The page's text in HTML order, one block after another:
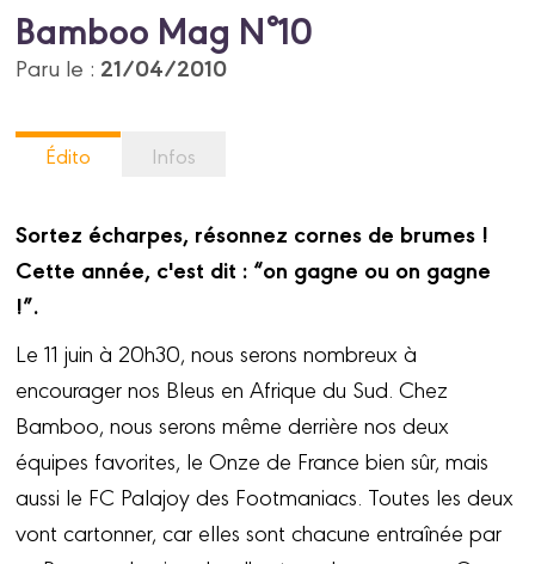
Bamboo Mag N°10
Paru le : 21/04/2010
Édito Infos
Sortez écharpes, résonnez cornes de brumes !
Cette année, c'est dit : “on gagne ou on gagne
!”.
Le 11 juin à 20h30, nous serons nombreux à
encourager nos Bleus en Afrique du Sud. Chez
Bamboo, nous serons même derrière nos deux
équipes favorites, le Onze de France bien sûr, mais
aussi le FC Palajoy des Footmaniacs. Toutes les deux
vont cartonner, car elles sont chacune entraînée par